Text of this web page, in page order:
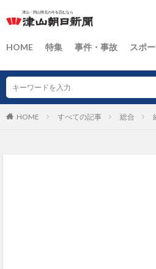
HOME 特集 事件・事故 スポ
HOME すべての記事 総合